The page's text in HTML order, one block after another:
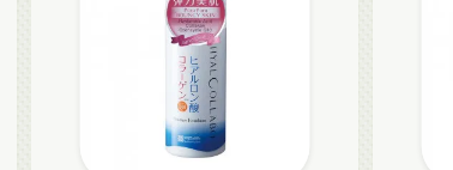
AiliCode
пилинг для